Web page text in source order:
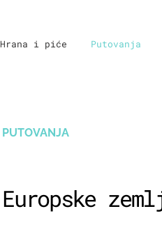
Hrana i piće Putovanja
PUTOVANJA
Europske